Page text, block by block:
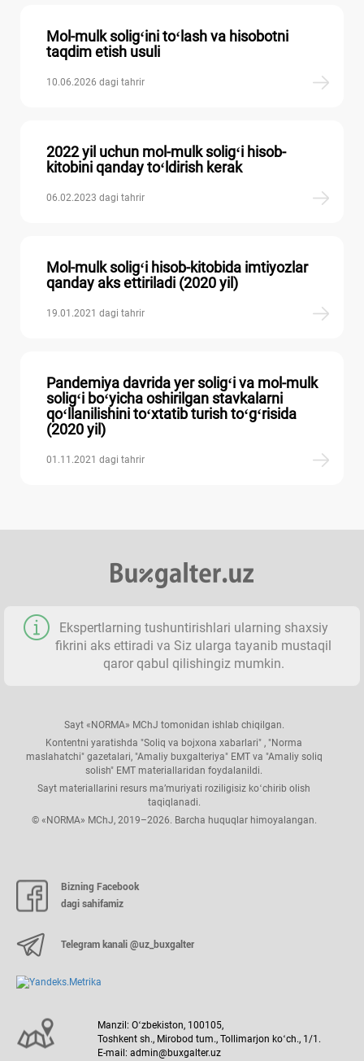
Mol-mulk soligʻini toʻlash va hisobotni
taqdim etish usuli
10.06.2026 dagi tahrir
2022 yil uchun mol-mulk soligʻi hisob-
kitobini qanday toʻldirish kerak
06.02.2023 dagi tahrir
Mol-mulk soligʻi hisob-kitobida imtiyozlar
qanday aks ettiriladi (2020 yil)
19.01.2021 dagi tahrir
Pandemiya davrida yer soligʻi va mol-mulk
soligʻi boʻyicha oshirilgan stavkalarni
qoʻllanilishini toʻхtatib turish toʻgʻrisida
(2020 yil)
01.11.2021 dagi tahrir
Ekspertlarning tushuntirishlari ularning shaхsiy
fikrini aks ettiradi va Siz ularga tayanib mustaqil
qaror qabul qilishingiz mumkin.
Sayt «NORMA» MChJ tomonidan ishlab chiqilgan.
Kontentni yaratishda "Soliq va bojхona хabarlari" , "Norma
maslahatchi" gazetalari, "Amaliy buхgalteriya" EMT va "Amaliy soliq
solish" EMT materiallaridan foydalanildi.
Sayt materiallarini resurs ma’muriyati roziligisiz koʻchirib olish
taqiqlanadi.
© «NORMA» MChJ, 2019–2026. Barcha huquqlar himoyalangan.
Bizning Facebook
dagi sahifamiz
Telegram kanali @uz_buxgalter
Manzil: Oʻzbekiston, 100105,
Toshkent sh., Mirobod tum., Tollimarjon koʻch., 1/1.
E-mail: admin@buxgalter.uz